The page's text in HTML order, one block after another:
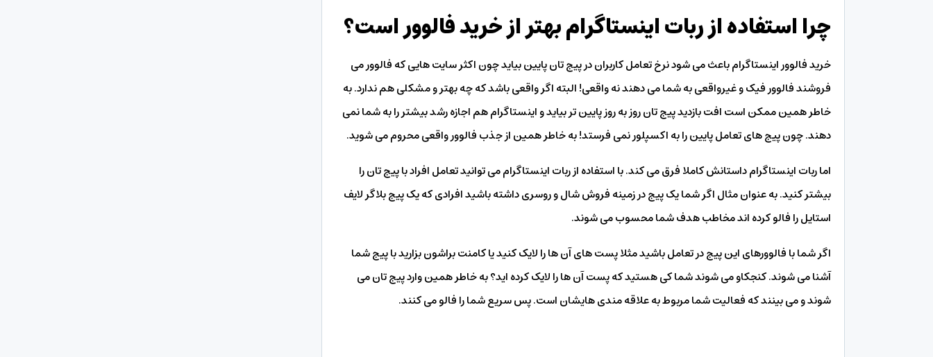
چرا استفاده از ربات اینستاگرام بهتر از خرید فالوور است؟
خرید فالوور اینستاگرام باعث می شود نرخ تعامل کاربران در پیج تان پایین بیاید چون اکثر سایت هایی که فالوور می
فروشند فالوور فیک و غیرواقعی به شما می دهند نه واقعی! البته اگر واقعی باشد که چه بهتر و مشکلی هم ندارد. به
خاطر همین ممکن است افت بازدید پیج تان روز به روز پایین تر بیاید و اینستاگرام هم اجازه رشد بیشتر را به شما نمی
دهند. چون پیج های تعامل پایین را به اکسپلور نمی فرستد! به خاطر همین از جذب فالوور واقعی محروم می شوید.
اما ربات اینستاگرام داستانش کاملا فرق می کند. با استفاده از ربات اینستاگرام می توانید تعامل افراد با پیج تان را
بیشتر کنید. به عنوان مثال اگر شما یک پیج در زمینه فروش شال و روسری داشته باشید افرادی که یک پیج بلاگر لایف
استایل را فالو کرده اند مخاطب هدف شما محسوب می شوند.
اگر شما با فالوورهای این پیج در تعامل باشید مثلا پست های آن ها را لایک کنید یا کامنت براشون بزارید با پیج شما
آشنا می شوند. کنجکاو می شوند شما کی هستید که پست آن ها را لایک کرده اید؟ به خاطر همین وارد پیج تان می
شوند و می بینند که فعالیت شما مربوط به علاقه مندی هایشان است. پس سریع شما را فالو می کنند.